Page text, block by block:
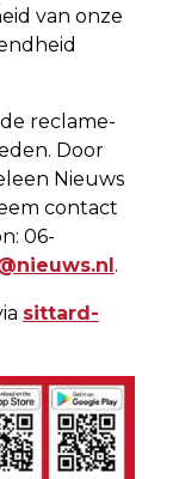
van onze
reclame-
Door
Nieuws
contact
06-
.
sittard-